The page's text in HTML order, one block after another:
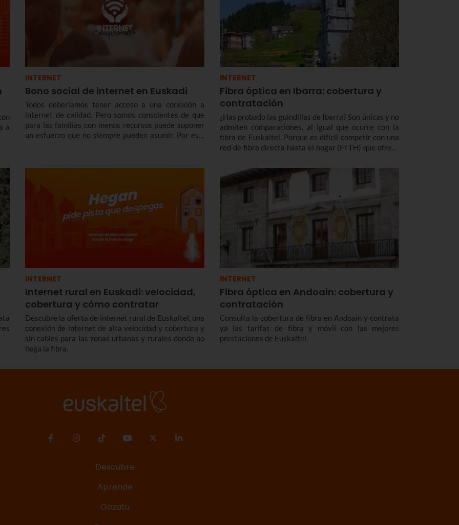
a
INTERNET
Bono social de internet en Euskadi
Todos deberíamos tener acceso a una conexión a
internet de calidad. Pero somos conscientes de que
para las familias con menos recursos puede suponer
un esfuerzo que no siempre pueden asumir. Por eso,
Internet: una conexión simétrica desde 300 megas a
INTERNET
Fibra óptica en Ibarra: cobertura y
contratación
¿Has probado las guindillas de Ibarra? Son únicas y no
admiten comparaciones, al igual que ocurre con la
fibra de Euskaltel. Porque es difícil competir con una
red de fibra directa hasta el hogar (FTTH) que ofrece
favoritos en calidad 4K.
INTERNET
Internet rural en Euskadi: velocidad,
cobertura y cómo contratar
Descubre la oferta de internet rural de Euskaltel, una
conexión de internet de alta velocidad y cobertura y
sin cables para las zonas urbanas y rurales donde no
llega la fibra.
INTERNET
Fibra óptica en Andoain: cobertura y
contratación
Consulta la cobertura de fibra en Andoain y contrata
ya las tarifas de fibra y móvil con las mejores
prestaciones de Euskaltel.
Descubre
Aprende
Gozatu